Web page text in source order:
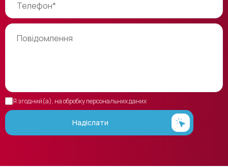
Я згодний(а), на обробку персональних даних
Надіслати